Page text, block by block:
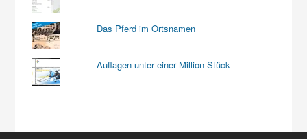
Das Pferd im Ortsnamen
Auflagen unter einer Million Stück